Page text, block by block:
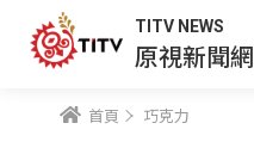
TITV NEWS
原視新聞網
首頁 巧克力